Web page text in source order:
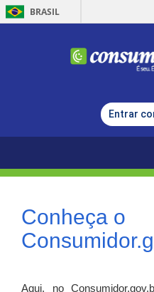
BRASIL
Entrar
Conheça o
Aqui, no